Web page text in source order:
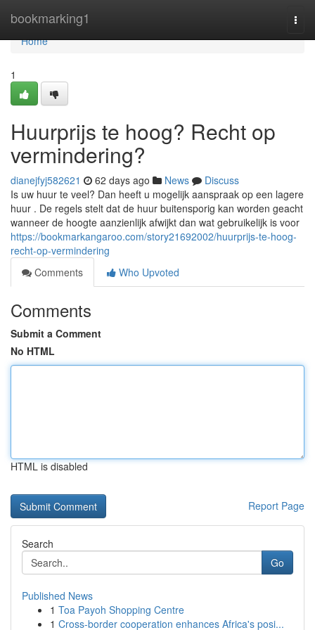
bookmarking1
Home
Home
1
Huurprijs te hoog? Recht op
vermindering?
dianejfyj582621 62 days ago News
Discuss
Is uw huur te veel? Dan heeft u mogelijk aanspraak op een lagere
huur . De regels stelt dat de huur buitensporig kan worden geacht
wanneer de hoogte aanzienlijk afwijkt dan wat gebruikelijk is voor
https://bookmarkangaroo.com/story21692002/huurprijs-te-hoog-
recht-op-vermindering
Comments
Who Upvoted
Comments
Submit a Comment
No HTML
HTML is disabled
Report Page
Search
Go
Published News
1 Toa Payoh Shopping Centre
1 Cross-border cooperation enhances Africa's posi...